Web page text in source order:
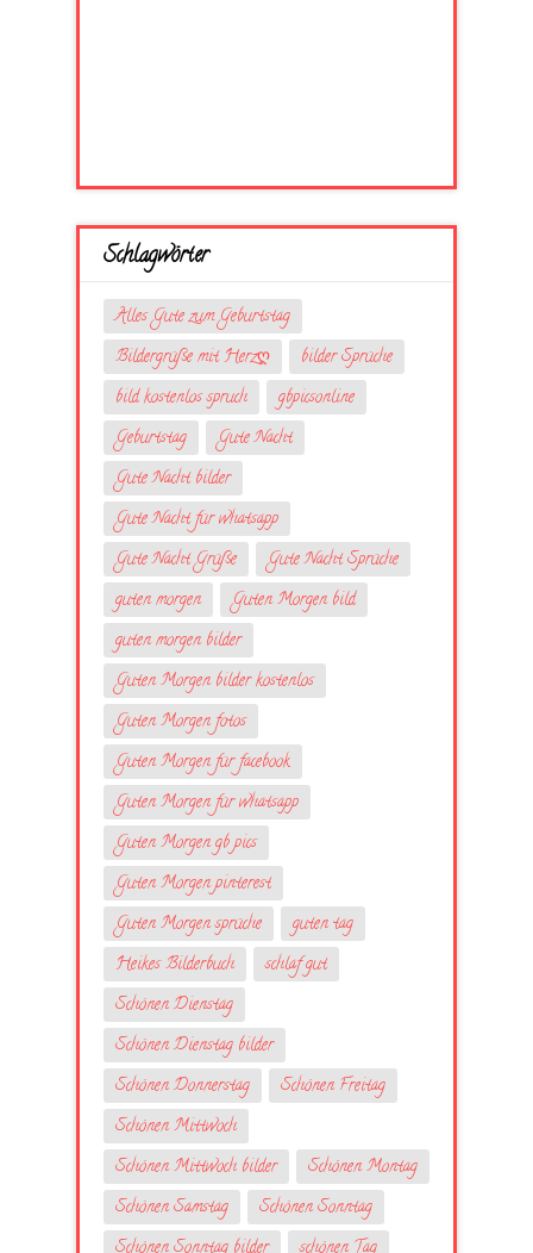
Schlagwörter
Alles Gute zum Geburtstag
Bildergrüße mit Herzღ
bilder Sprüche
bild kostenlos spruch
gbpicsonline
Geburtstag
Gute Nacht
Gute Nacht bilder
Gute Nacht für whatsapp
Gute Nacht Grüße
Gute Nacht Sprüche
guten morgen
Guten Morgen bild
guten morgen bilder
Guten Morgen bilder kostenlos
Guten Morgen fotos
Guten Morgen für facebook
Guten Morgen für whatsapp
Guten Morgen gb pics
Guten Morgen pinterest
Guten Morgen sprüche
guten tag
Heikes Bilderbuch
schlaf gut
Schönen Dienstag
Schönen Dienstag bilder
Schönen Donnerstag
Schönen Freitag
Schönen Mittwoch
Schönen Mittwoch bilder
Schönen Montag
Schönen Samstag
Schönen Sonntag